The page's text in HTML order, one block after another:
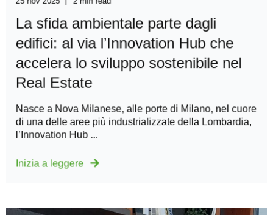
La sfida ambientale parte dagli
edifici: al via l’Innovation Hub che
accelera lo sviluppo sostenibile nel
Real Estate
Nasce a Nova Milanese, alle porte di Milano, nel cuore
di una delle aree più industrializzate della Lombardia,
l’Innovation Hub ...
Inizia a leggere